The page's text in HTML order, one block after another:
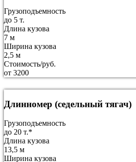
Грузоподъемность
до 5 т.
Длина кузова
7 м
Ширина кузова
2,5 м
Стоимость/руб.
от 3200
Длинномер (седельный тягач)
Грузоподъемность
до 20 т.*
Длина кузова
13,5 м
Ширина кузова